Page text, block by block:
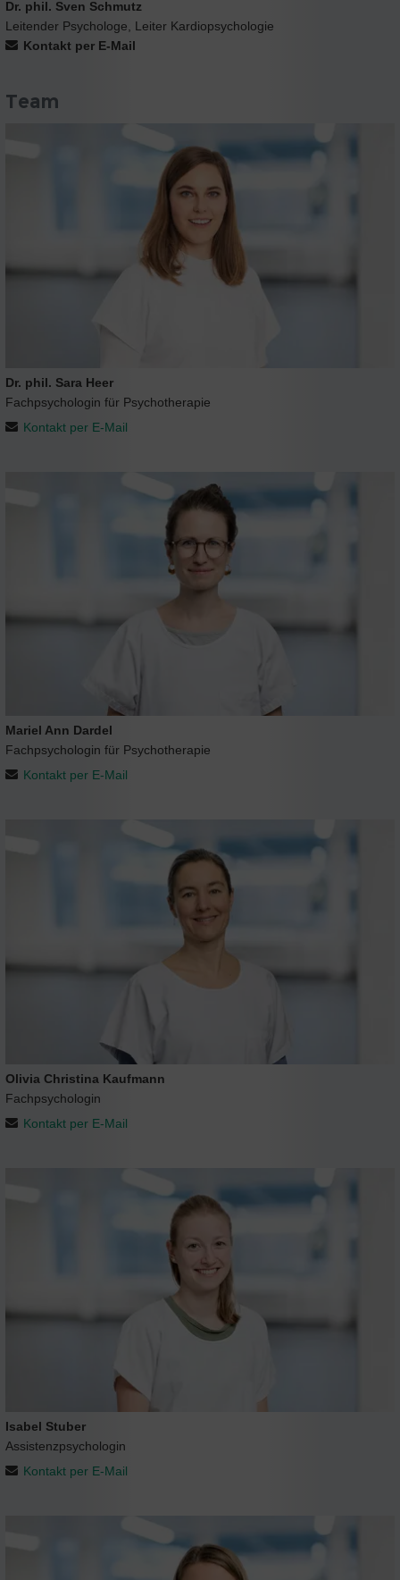
Dr. phil. Sven Schmutz
Leitender Psychologe, Leiter Kardiopsychologie
Kontakt per E-Mail
Team
Dr. phil. Sara Heer
Fachpsychologin für Psychotherapie
Kontakt per E-Mail
Mariel Ann Dardel
Fachpsychologin für Psychotherapie
Kontakt per E-Mail
Olivia Christina Kaufmann
Fachpsychologin
Kontakt per E-Mail
Isabel Stuber
Assistenzpsychologin
Kontakt per E-Mail